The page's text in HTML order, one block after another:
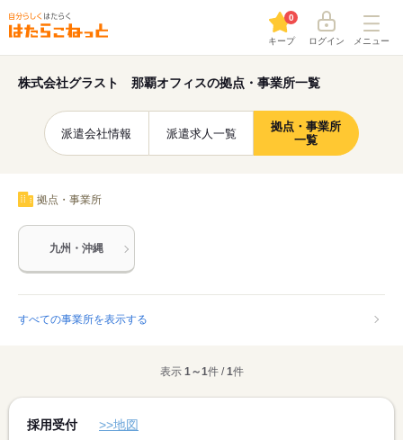
キープ
0
ログイン メニュー
株式会社グラスト 那覇オフィスの拠点・事業所一覧
派遣会社情報 派遣求人一覧
拠点・事業所
一覧
拠点・事業所
九州・沖縄
すべての事業所を表示する
表示 1～1件 /1件
採用受付 >>地図